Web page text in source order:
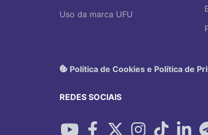
Uso da marca UFU
Política de Cookies e Política de
REDES SOCIAIS